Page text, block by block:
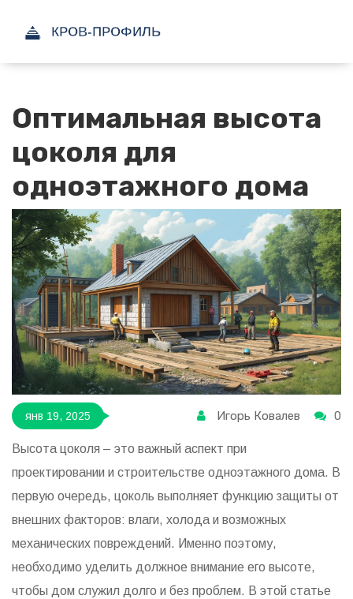
Оптимальная высота
цоколя для
одноэтажного дома
янв 19, 2025 Игорь Ковалев 0
Высота цоколя – это важный аспект при
проектировании и строительстве одноэтажного дома. В
первую очередь, цоколь выполняет функцию защиты от
внешних факторов: влаги, холода и возможных
механических повреждений. Именно поэтому,
необходимо уделить должное внимание его высоте,
чтобы дом служил долго и без проблем. В этой статье